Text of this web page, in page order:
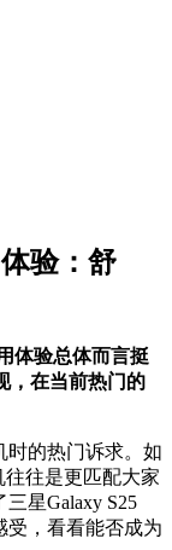
验：舒
体验总体而言挺
，在当前热门的
的热门诉求。如
往是更匹配大家
星Galaxy S25
受，看看能否成为